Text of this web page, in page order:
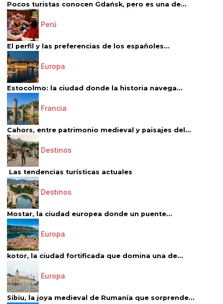
Pocos turistas conocen Gdańsk, pero es una de...
Perú
El perfil y las preferencias de los españoles...
Europa
Estocolmo: la ciudad donde la historia navega...
Francia
Cahors, entre patrimonio medieval y paisajes del...
Destinos
Las tendencias turísticas actuales
Destinos
Mostar, la ciudad europea donde un puente...
Europa
kotor, la ciudad fortificada que domina una de...
Europa
Sibiu, la joya medieval de Rumanía que sorprende...